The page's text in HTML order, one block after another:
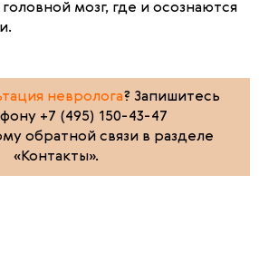
мозг, где и осознаются
невролога? Запишитесь
+7 (495) 150-43-47
обратной связи в разделе
«Контакты».